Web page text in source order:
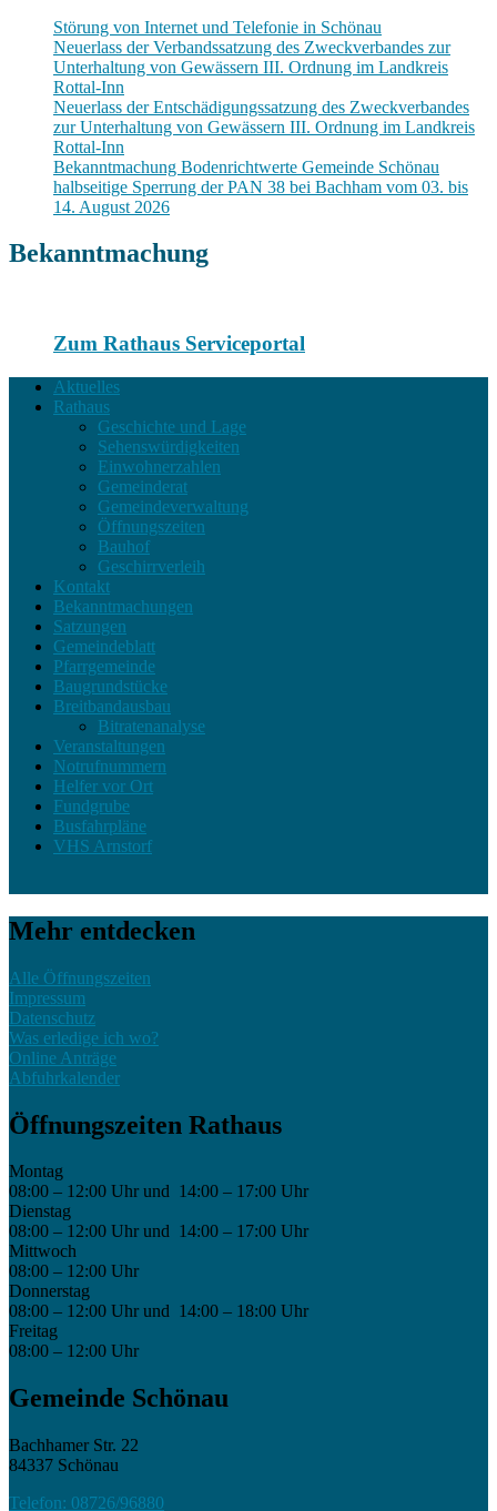
Störung von Internet und Telefonie in Schönau
Neuerlass der Verbandssatzung des Zweckverbandes zur
Unterhaltung von Gewässern III. Ordnung im Landkreis
Rottal-Inn
Neuerlass der Entschädigungssatzung des Zweckverbandes
zur Unterhaltung von Gewässern III. Ordnung im Landkreis
Rottal-Inn
Bekanntmachung Bodenrichtwerte Gemeinde Schönau
halbseitige Sperrung der PAN 38 bei Bachham vom 03. bis
14. August 2026
Bekanntmachung
Zum Rathaus Serviceportal
Aktuelles
Rathaus
Geschichte und Lage
Sehenswürdigkeiten
Einwohnerzahlen
Gemeinderat
Gemeindeverwaltung
Öffnungszeiten
Bauhof
Geschirrverleih
Kontakt
Bekanntmachungen
Satzungen
Gemeindeblatt
Pfarrgemeinde
Baugrundstücke
Breitbandausbau
Bitratenanalyse
Veranstaltungen
Notrufnummern
Helfer vor Ort
Fundgrube
Busfahrpläne
VHS Arnstorf
Mehr entdecken
Alle Öffnungszeiten
Impressum
Datenschutz
Was erledige ich wo?
Online Anträge
Abfuhrkalender
Öffnungszeiten Rathaus
Montag
08:00 – 12:00 Uhr und 14:00 – 17:00 Uhr
Dienstag
08:00 – 12:00 Uhr und 14:00 – 17:00 Uhr
Mittwoch
08:00 – 12:00 Uhr
Donnerstag
08:00 – 12:00 Uhr und 14:00 – 18:00 Uhr
Freitag
08:00 – 12:00 Uhr
Gemeinde Schönau
Bachhamer Str. 22
84337 Schönau
Telefon: 08726/96880